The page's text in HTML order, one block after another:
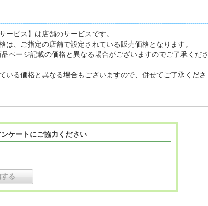
ービス】は店舗のサービスです。
は、ご指定の店舗で設定されている販売価格となります。
ページ記載の価格と異なる場合がございますのでご了承くださ
る価格と異なる場合もございますので、併せてご了承くださ
ケートにご協力ください